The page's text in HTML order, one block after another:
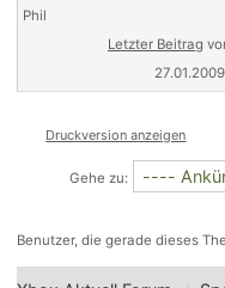
Phil
Letzter Beitrag
Druckversion anzeigen
Gehe zu:
Benutzer, die gerade dieses